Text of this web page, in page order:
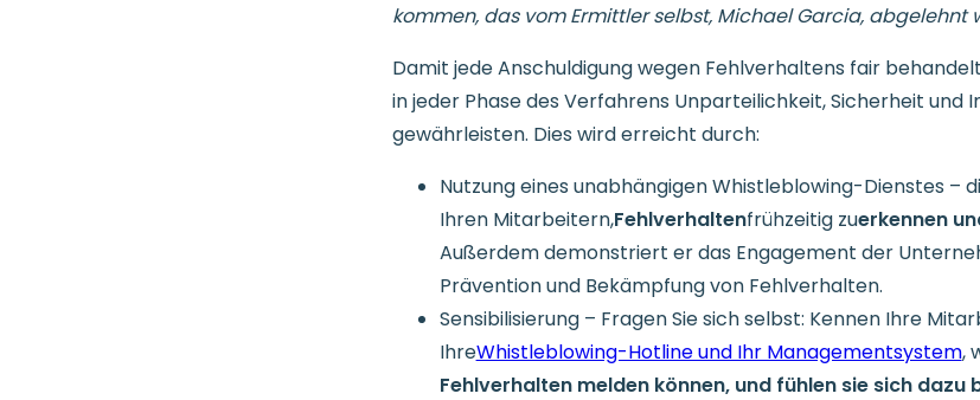
kommen, das vom Ermittler selbst, Michael Garcia, abgelehnt
Damit jede Anschuldigung wegen Fehlverhaltens fair
in jeder Phase des Verfahrens Unparteilichkeit, Sicherheit und
gewährleisten. Dies wird erreicht durch:
Nutzung eines unabhängigen Whistleblowing-Dienstes –
Ihren Mitarbeitern,Fehlverhaltenfrühzeitig zuerkennen
Außerdem demonstriert er das Engagement der
Prävention und Bekämpfung von Fehlverhalten.
Sensibilisierung – Fragen Sie sich selbst: Kennen Ihre
IhreWhistleblowing-Hotline und Ihr Managementsystem,
Fehlverhalten melden können, und fühlen sie sich dazu